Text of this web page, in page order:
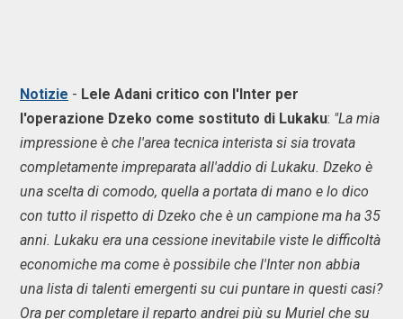
Notizie - Lele Adani critico con l'Inter per
l'operazione Dzeko come sostituto di Lukaku: "La mia
impressione è che l'area tecnica interista si sia trovata
completamente impreparata all'addio di Lukaku. Dzeko è
una scelta di comodo, quella a portata di mano e lo dico
con tutto il rispetto di Dzeko che è un campione ma ha 35
anni. Lukaku era una cessione inevitabile viste le difficoltà
economiche ma come è possibile che l'Inter non abbia
una lista di talenti emergenti su cui puntare in questi casi?
Ora per completare il reparto andrei più su Muriel che su